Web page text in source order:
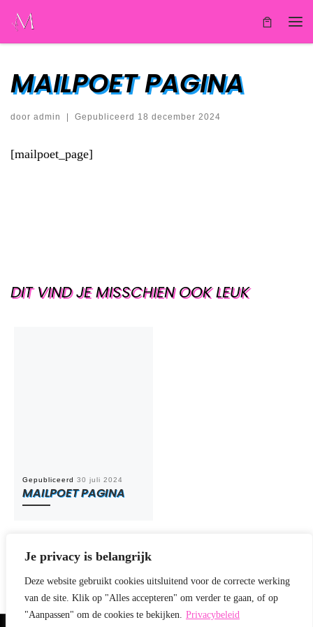
Je privacy is belangrijk
Deze website gebruikt cookies uitsluitend voor de correcte werking
van de site. Klik op "Alles accepteren" om verder te gaan, of op
"Aanpassen" om de cookies te bekijken. Privacybeleid
Ga naar inhoud
MAILPOET PAGINA
door admin Gepubliceerd 18 december 2024
[mailpoet_page]
DIT VIND JE MISSCHIEN OOK LEUK
Gepubliceerd 30 juli 2024
MAILPOET PAGINA